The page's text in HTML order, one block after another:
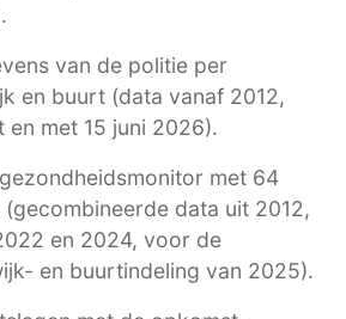
van de politie per
en buurt (data vanaf 2012,
met 15 juni 2026).
met 64
data uit 2012,
en 2024, voor de
en buurtindeling van 2025).